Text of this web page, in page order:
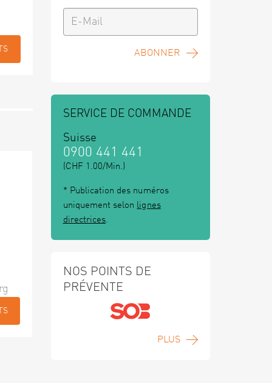
ABONNER
SERVICE DE COMMANDE
Suisse
0900 441 441
(CHF 1.00/Min.)
* Publication des numéros
uniquement selon lignes
directrices.
NOS POINTS DE
PRÉVENTE
PLUS